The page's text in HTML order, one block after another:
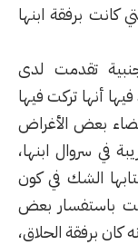
كانت برفقة ابنها
تقدمت لدى
أنها تركت فيها
بعض الأغراض
في سروال ابنها،
الشك في كون
باستفسار بعض
كان برفقة الحلاق،